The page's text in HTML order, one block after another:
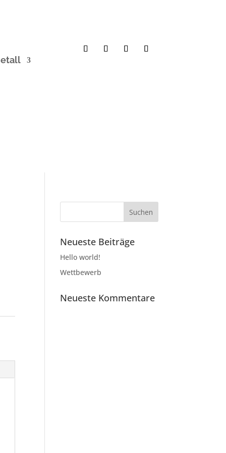
Neueste Beiträge
Hello world!
Wettbewerb
Neueste Kommentare